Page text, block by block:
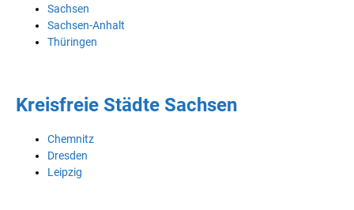
Sachsen
Sachsen-Anhalt
Thüringen
Kreisfreie Städte Sachsen
Chemnitz
Dresden
Leipzig